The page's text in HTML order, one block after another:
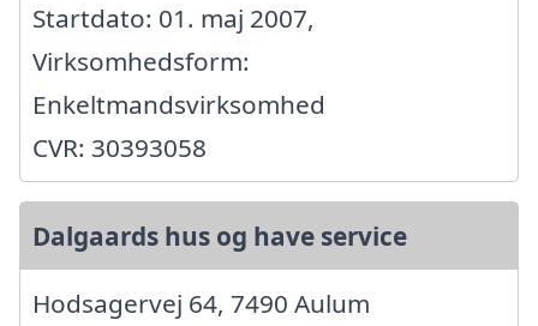
Startdato: 01. maj 2007,
Virksomhedsform:
Enkeltmandsvirksomhed
CVR: 30393058
Dalgaards hus og have service
Hodsagervej 64, 7490 Aulum